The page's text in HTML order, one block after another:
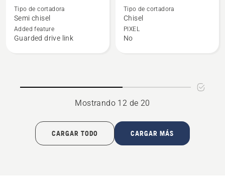
sobre
CUT
Tipo de cortadora
Semi chisel
Added feature
Guarded drive link
sobre
CUT
Tipo de cortadora
Chisel
PIXEL
No
Mostrando 12 de 20
CARGAR TODO CARGAR MÁS